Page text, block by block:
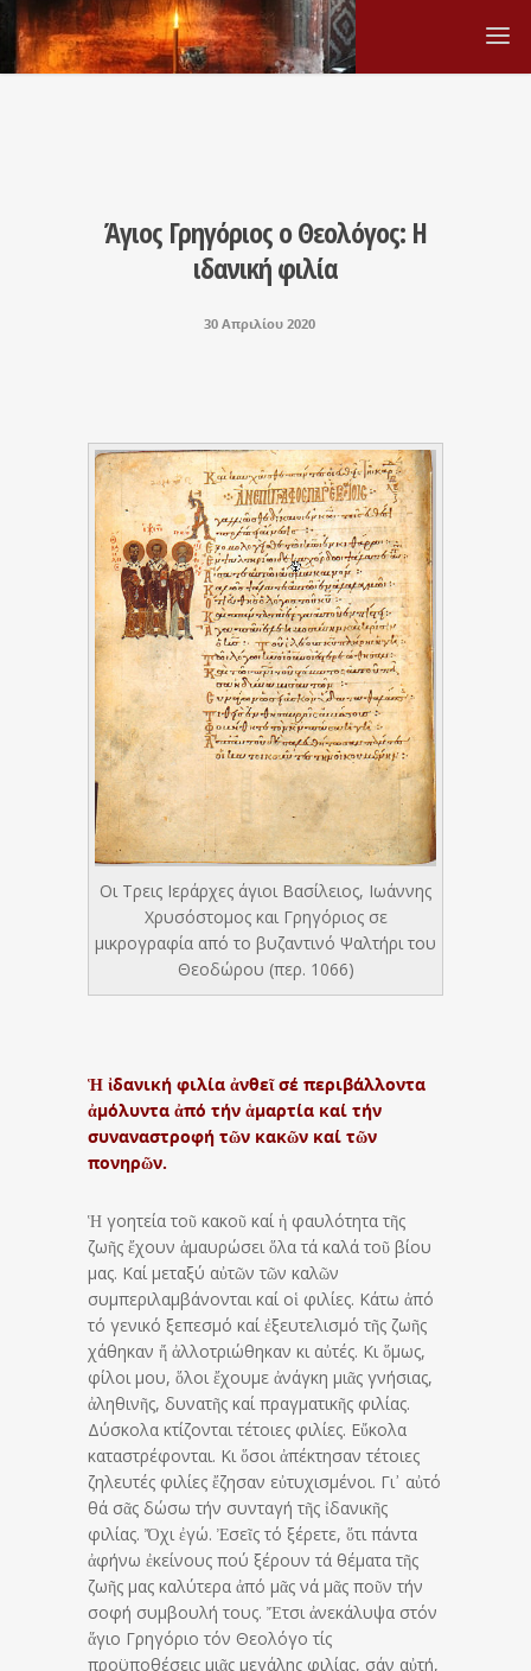
Άγιος Γρηγόριος ο Θεολόγος: Η
ιδανική φιλία
30 Απριλίου 2020
Οι Τρεις Ιεράρχες άγιοι Βασίλειος, Ιωάννης
Χρυσόστομος και Γρηγόριος σε
μικρογραφία από το βυζαντινό Ψαλτήρι του
Θεοδώρου (περ. 1066)
Ἡ ἰδανική φιλία ἀνθεῖ σέ περιβάλλοντα
ἀμόλυντα ἀπό τήν ἁμαρτία καί τήν
συναναστροφή τῶν κακῶν καί τῶν
πονηρῶν.
Ἡ γοητεία τοῦ κακοῦ καί ἡ φαυλότητα τῆς
ζωῆς ἔχουν ἀμαυρώσει ὅλα τά καλά τοῦ βίου
μας. Καί μεταξύ αὐτῶν τῶν καλῶν
συμπεριλαμβάνονται καί οἱ φιλίες. Κάτω ἀπό
τό γενικό ξεπεσμό καί ἐξευτελισμό τῆς ζωῆς
χάθηκαν ἤ ἀλλοτριώθηκαν κι αὐτές. Κι ὅμως,
φίλοι μου, ὅλοι ἔχουμε ἀνάγκη μιᾶς γνήσιας,
ἀληθινῆς, δυνατῆς καί πραγματικῆς φιλίας.
Δύσκολα κτίζονται τέτοιες φιλίες. Εὔκολα
καταστρέφονται. Κι ὅσοι ἀπέκτησαν τέτοιες
ζηλευτές φιλίες ἔζησαν εὐτυχισμένοι. Γι᾽ αὐτό
θά σᾶς δώσω τήν συνταγή τῆς ἰδανικῆς
φιλίας. Ὄχι ἐγώ. Ἐσεῖς τό ξέρετε, ὅτι πάντα
ἀφήνω ἐκείνους πού ξέρουν τά θέματα τῆς
ζωῆς μας καλύτερα ἀπό μᾶς νά μᾶς ποῦν τήν
σοφή συμβουλή τους. Ἔτσι ἀνεκάλυψα στόν
ἅγιο Γρηγόριο τόν Θεολόγο τίς
προϋποθέσεις μιᾶς μεγάλης φιλίας, σάν αὐτή,